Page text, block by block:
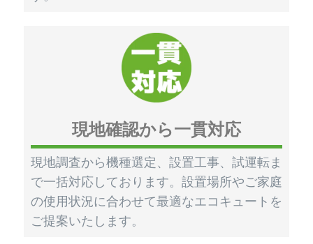
現地確認から一貫対応
現地調査から機種選定、設置工事、試運転ま
で一括対応しております。設置場所やご家庭
の使用状況に合わせて最適なエコキュートを
ご提案いたします。